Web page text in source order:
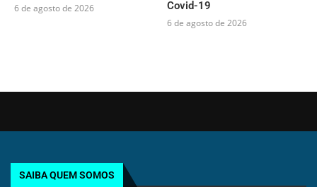
6 de agosto de 2026
Covid-19
6 de agosto de 2026
SAIBA QUEM SOMOS